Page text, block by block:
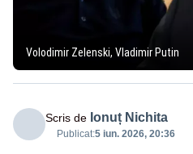
Volodimir Zelenski, Vladimir Putin
Scris de Ionuț Nichita
Publicat:5 iun. 2026, 20:36